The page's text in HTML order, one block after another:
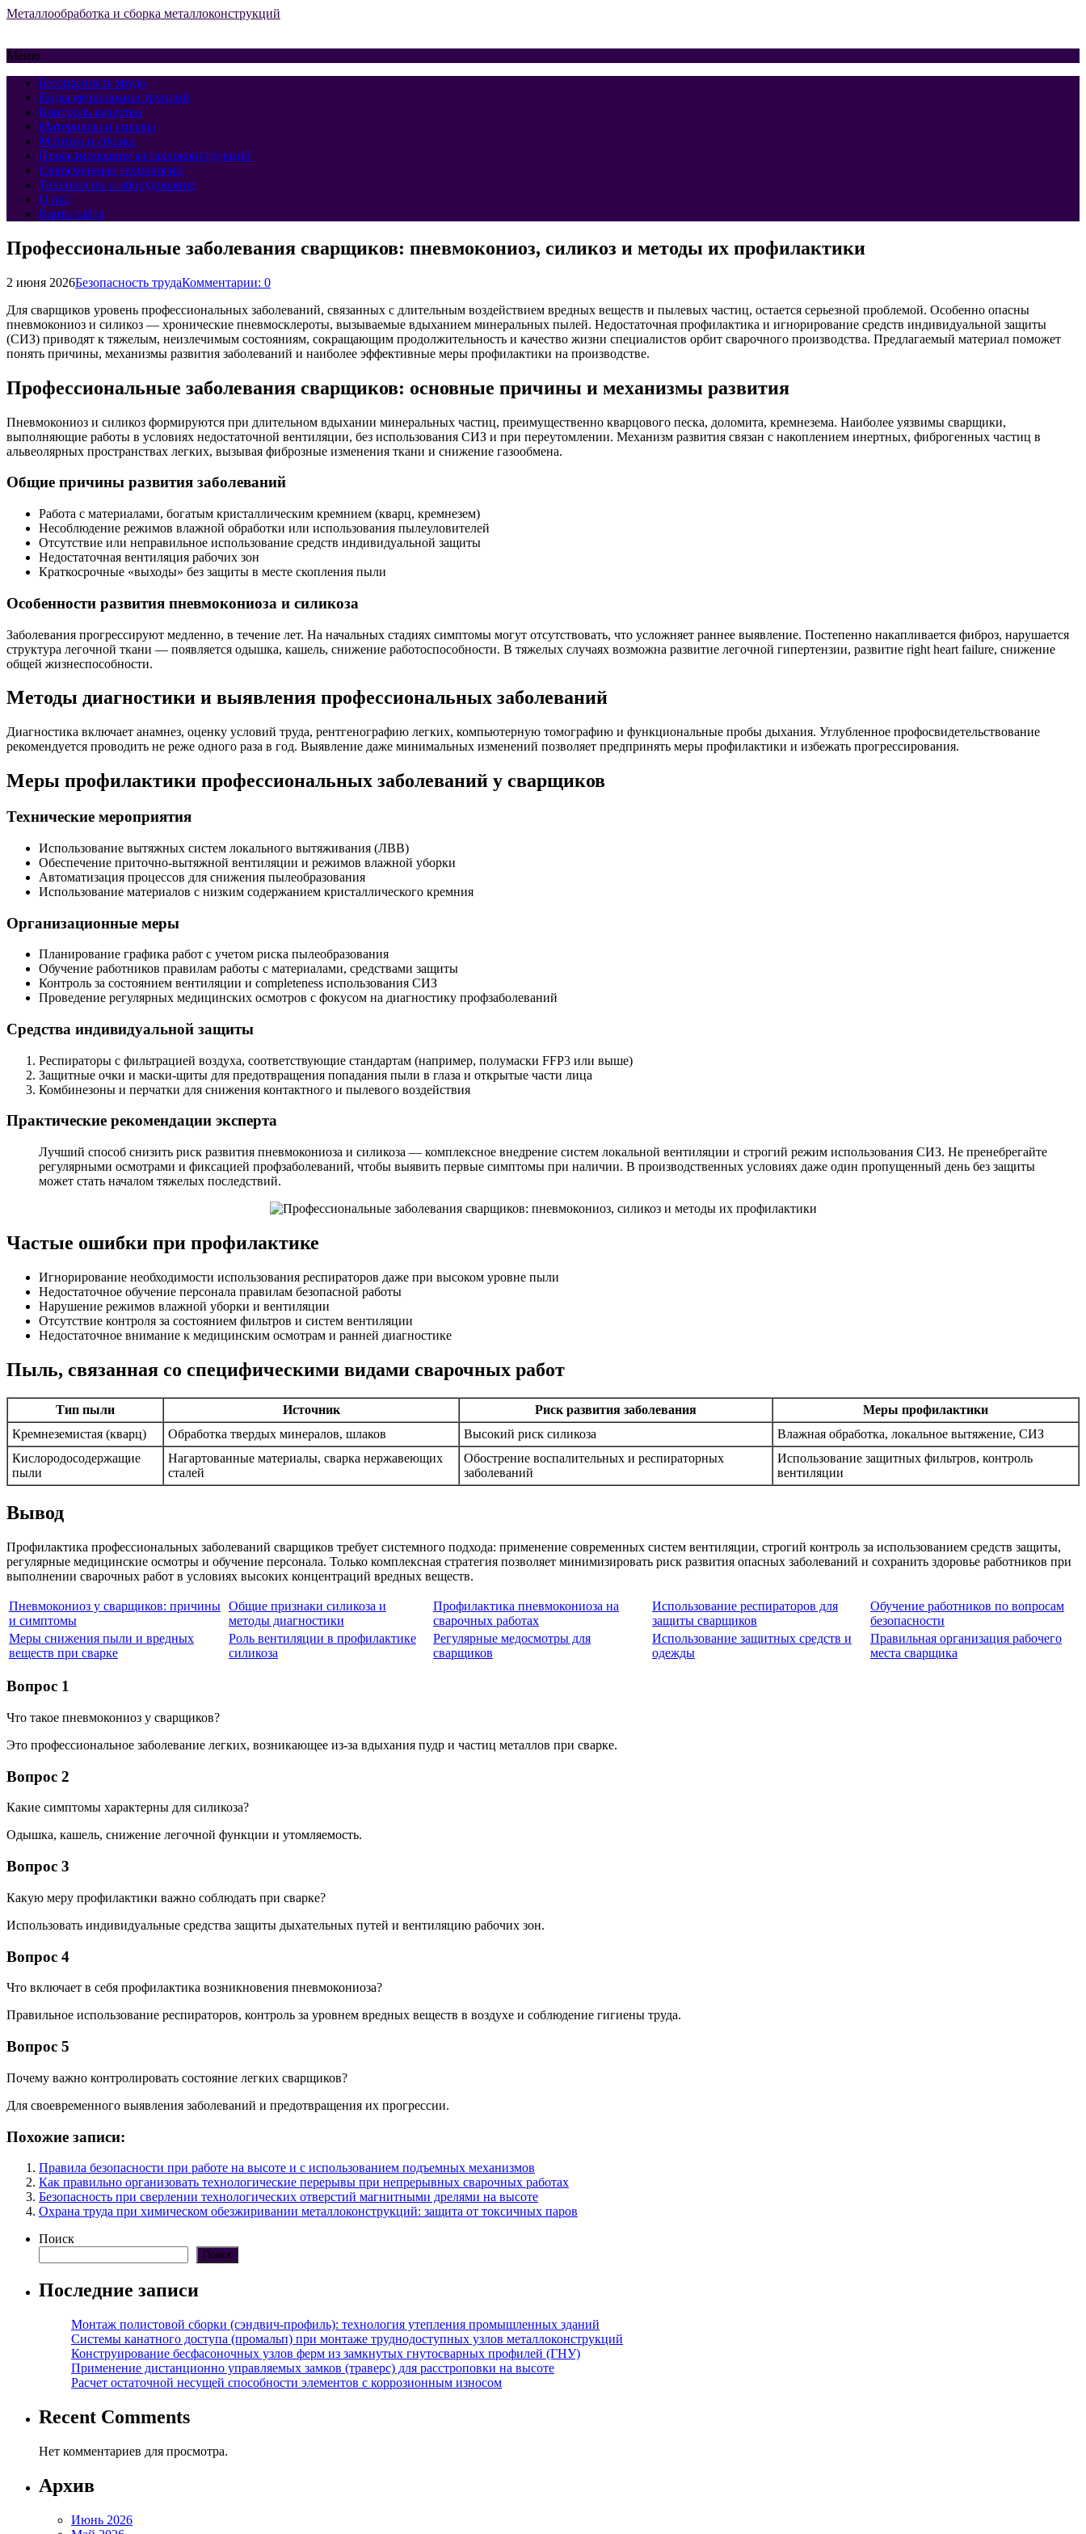
Металлообработка и сборка металлоконструкций
Меню
Безопасность труда
Виды металлоконструкций
Контроль качества
Материалы и сплавы
Монтаж и сборка
Проектирование металлоконструкций
Современные технологии
Технологии и оборудование
О нас
Карта сайта
Профессиональные заболевания сварщиков: пневмокониоз, силикоз и методы их профилактики
2 июня 2026Безопасность трудаКомментарии: 0
Для сварщиков уровень профессиональных заболеваний, связанных с длительным воздействием вредных веществ и пылевых частиц, остается серьезной проблемой. Особенно опасны
пневмокониоз и силикоз — хронические пневмосклероты, вызываемые вдыханием минеральных пылей. Недостаточная профилактика и игнорирование средств индивидуальной защиты
(СИЗ) приводят к тяжелым, неизлечимым состояниям, сокращающим продолжительность и качество жизни специалистов орбит сварочного производства. Предлагаемый материал поможет
понять причины, механизмы развития заболеваний и наиболее эффективные меры профилактики на производстве.
Профессиональные заболевания сварщиков: основные причины и механизмы развития
Пневмокониоз и силикоз формируются при длительном вдыхании минеральных частиц, преимущественно кварцового песка, доломита, кремнезема. Наиболее уязвимы сварщики,
выполняющие работы в условиях недостаточной вентиляции, без использования СИЗ и при переутомлении. Механизм развития связан с накоплением инертных, фиброгенных частиц в
альвеолярных пространствах легких, вызывая фиброзные изменения ткани и снижение газообмена.
Общие причины развития заболеваний
Работа с материалами, богатым кристаллическим кремнием (кварц, кремнезем)
Несоблюдение режимов влажной обработки или использования пылеуловителей
Отсутствие или неправильное использование средств индивидуальной защиты
Недостаточная вентиляция рабочих зон
Краткосрочные «выходы» без защиты в месте скопления пыли
Особенности развития пневмокониоза и силикоза
Заболевания прогрессируют медленно, в течение лет. На начальных стадиях симптомы могут отсутствовать, что усложняет раннее выявление. Постепенно накапливается фиброз, нарушается
структура легочной ткани — появляется одышка, кашель, снижение работоспособности. В тяжелых случаях возможна развитие легочной гипертензии, развитие right heart failure, снижение
общей жизнеспособности.
Методы диагностики и выявления профессиональных заболеваний
Диагностика включает анамнез, оценку условий труда, рентгенографию легких, компьютерную томографию и функциональные пробы дыхания. Углубленное профосвидетельствование
рекомендуется проводить не реже одного раза в год. Выявление даже минимальных изменений позволяет предпринять меры профилактики и избежать прогрессирования.
Меры профилактики профессиональных заболеваний у сварщиков
Технические мероприятия
Использование вытяжных систем локального вытяживания (ЛВВ)
Обеспечение приточно-вытяжной вентиляции и режимов влажной уборки
Автоматизация процессов для снижения пылеобразования
Использование материалов с низким содержанием кристаллического кремния
Организационные меры
Планирование графика работ с учетом риска пылеобразования
Обучение работников правилам работы с материалами, средствами защиты
Контроль за состоянием вентиляции и completeness использования СИЗ
Проведение регулярных медицинских осмотров с фокусом на диагностику профзаболеваний
Средства индивидуальной защиты
Респираторы с фильтрацией воздуха, соответствующие стандартам (например, полумаски FFP3 или выше)
Защитные очки и маски-щиты для предотвращения попадания пыли в глаза и открытые части лица
Комбинезоны и перчатки для снижения контактного и пылевого воздействия
Практические рекомендации эксперта
Лучший способ снизить риск развития пневмокониоза и силикоза — комплексное внедрение систем локальной вентиляции и строгий режим использования СИЗ. Не пренебрегайте
регулярными осмотрами и фиксацией профзаболеваний, чтобы выявить первые симптомы при наличии. В производственных условиях даже один пропущенный день без защиты
может стать началом тяжелых последствий.
Частые ошибки при профилактике
Игнорирование необходимости использования респираторов даже при высоком уровне пыли
Недостаточное обучение персонала правилам безопасной работы
Нарушение режимов влажной уборки и вентиляции
Отсутствие контроля за состоянием фильтров и систем вентиляции
Недостаточное внимание к медицинским осмотрам и ранней диагностике
Пыль, связанная со специфическими видами сварочных работ
Тип пыли Источник Риск развития заболевания
Меры профилактики
Кремнеземистая (кварц)
Обработка твердых минералов, шлаков Высокий риск силикоза
Влажная обработка, локальное вытяжение, СИЗ
Кислородосодержащие
пыли
Нагартованные материалы, сварка нержавеющих
сталей
Обострение воспалительных и респираторных
заболеваний
Использование защитных фильтров, контроль
вентиляции
Вывод
Профилактика профессиональных заболеваний сварщиков требует системного подхода: применение современных систем вентиляции, строгий контроль за использованием средств защиты,
регулярные медицинские осмотры и обучение персонала. Только комплексная стратегия позволяет минимизировать риск развития опасных заболеваний и сохранить здоровье работников при
выполнении сварочных работ в условиях высоких концентраций вредных веществ.
Пневмокониоз у сварщиков: причины
и симптомы
Общие признаки силикоза и
методы диагностики
Профилактика пневмокониоза на
сварочных работах
Использование респираторов для
защиты сварщиков
Обучение работников по вопросам
безопасности
Меры снижения пыли и вредных
веществ при сварке
Роль вентиляции в профилактике
силикоза
Регулярные медосмотры для
сварщиков
Использование защитных средств и
одежды
Правильная организация рабочего
места сварщика
Вопрос 1
Что такое пневмокониоз у сварщиков?
Это профессиональное заболевание легких, возникающее из-за вдыхания пудр и частиц металлов при сварке.
Вопрос 2
Какие симптомы характерны для силикоза?
Одышка, кашель, снижение легочной функции и утомляемость.
Вопрос 3
Какую меру профилактики важно соблюдать при сварке?
Использовать индивидуальные средства защиты дыхательных путей и вентиляцию рабочих зон.
Вопрос 4
Что включает в себя профилактика возникновения пневмокониоза?
Правильное использование респираторов, контроль за уровнем вредных веществ в воздухе и соблюдение гигиены труда.
Вопрос 5
Почему важно контролировать состояние легких сварщиков?
Для своевременного выявления заболеваний и предотвращения их прогрессии.
Похожие записи:
Правила безопасности при работе на высоте и с использованием подъемных механизмов
Как правильно организовать технологические перерывы при непрерывных сварочных работах
Безопасность при сверлении технологических отверстий магнитными дрелями на высоте
Охрана труда при химическом обезжиривании металлоконструкций: защита от токсичных паров
Поиск
Поиск
Последние записи
Монтаж полистовой сборки (сэндвич-профиль): технология утепления промышленных зданий
Системы канатного доступа (промальп) при монтаже труднодоступных узлов металлоконструкций
Конструирование бесфасоночных узлов ферм из замкнутых гнутосварных профилей (ГНУ)
Применение дистанционно управляемых замков (траверс) для расстроповки на высоте
Расчет остаточной несущей способности элементов с коррозионным износом
Recent Comments
Нет комментариев для просмотра.
Архив
Июнь 2026